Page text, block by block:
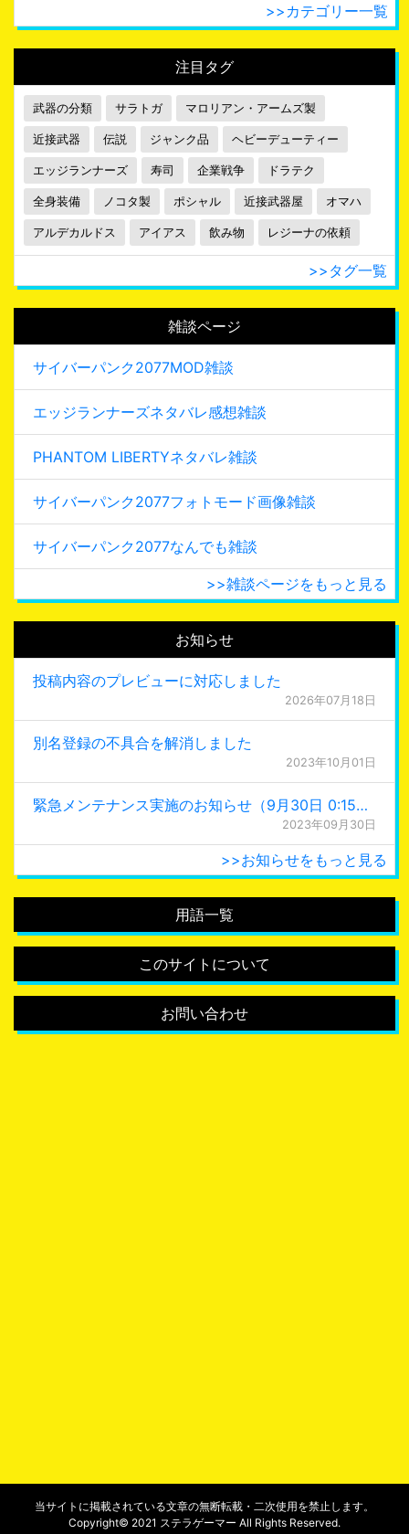
>>カテゴリー一覧
注目タグ
武器の分類 サラトガ マロリアン・アームズ製
近接武器 伝説 ジャンク品 ヘビーデューティー
エッジランナーズ 寿司 企業戦争 ドラテク
全身装備 ノコタ製 ポシャル 近接武器屋 オマハ
アルデカルドス アイアス 飲み物 レジーナの依頼
>>タグ一覧
雑談ページ
サイバーパンク2077MOD雑談
エッジランナーズネタバレ感想雑談
PHANTOM LIBERTYネタバレ雑談
サイバーパンク2077フォトモード画像雑談
サイバーパンク2077なんでも雑談
>>雑談ページをもっと見る
お知らせ
投稿内容のプレビューに対応しました
2026年07月18日
別名登録の不具合を解消しました
2023年10月01日
緊急メンテナンス実施のお知らせ（9月30日 0:15更新）
2023年09月30日
>>お知らせをもっと見る
用語一覧
このサイトについて
お問い合わせ
当サイトに掲載されている文章の無断転載・二次使用を禁止します。
Copyright© 2021 ステラゲーマー All Rights Reserved.